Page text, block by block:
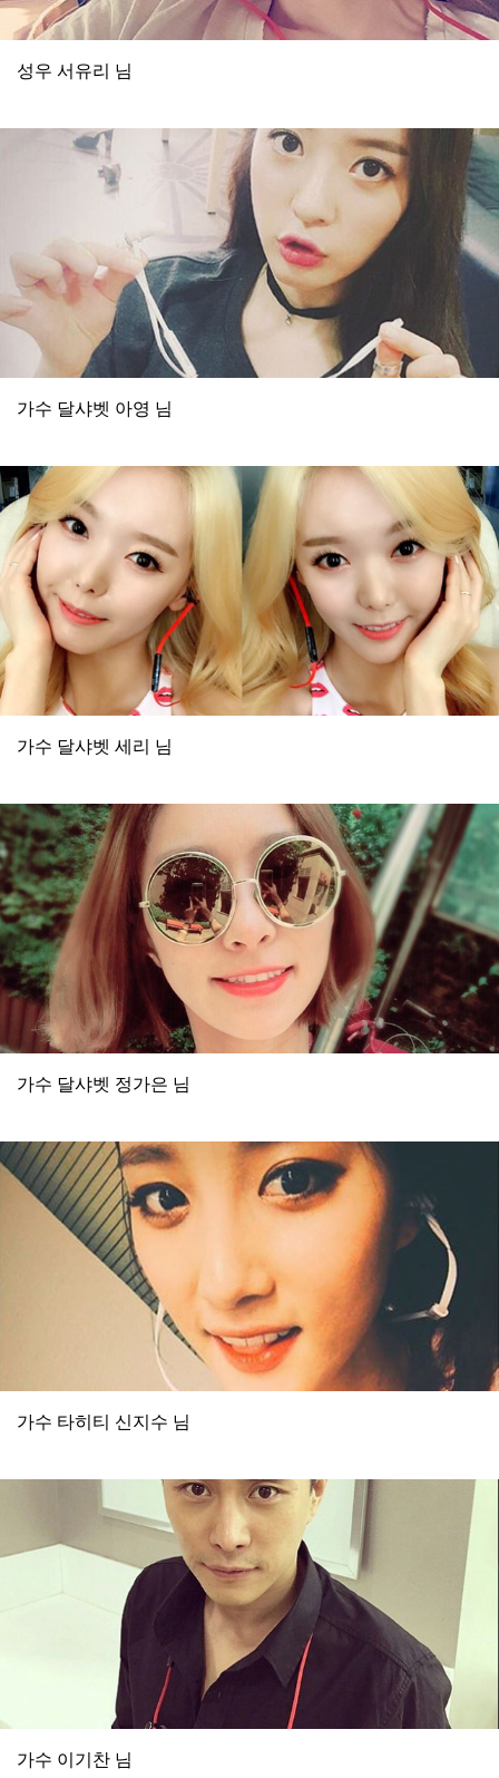
성우 서유리 님
가수 달샤벳 아영 님
가수 달샤벳 세리 님
가수 달샤벳 정가은 님
가수 타히티 신지수 님
가수 이기찬 님